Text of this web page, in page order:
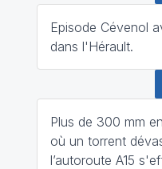
Episode Cévenol
dans l'Hérault.
Plus de 300 mm
où un torrent
l’autoroute A15